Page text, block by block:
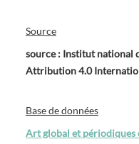
Source
source : Institut national
Attribution 4.0
Base de données
Art global et périodiques